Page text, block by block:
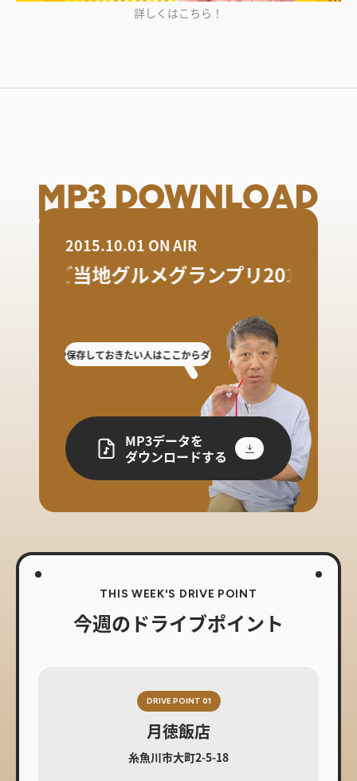
詳しくはこちら！
した人や保存しておきたい人はここからダウンロード! 放送を聴き逃した人や
2015.10.01 ON AIR
国際ご当地グルメグランプリ2015 in 糸
MP3データを
ダウンロードする
THIS WEEK'S DRIVE POINT
今週のドライブポイント
DRIVE POINT 01
月徳飯店
糸魚川市大町2-5-18